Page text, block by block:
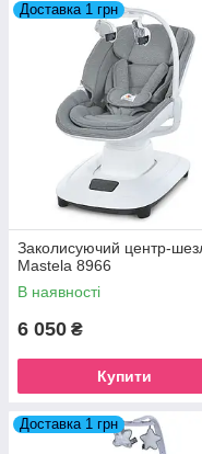
Доставка 1 грн
Заколисуючий центр-
Mastela 8966
В наявності
6 050 ₴
Купити
Доставка 1 грн